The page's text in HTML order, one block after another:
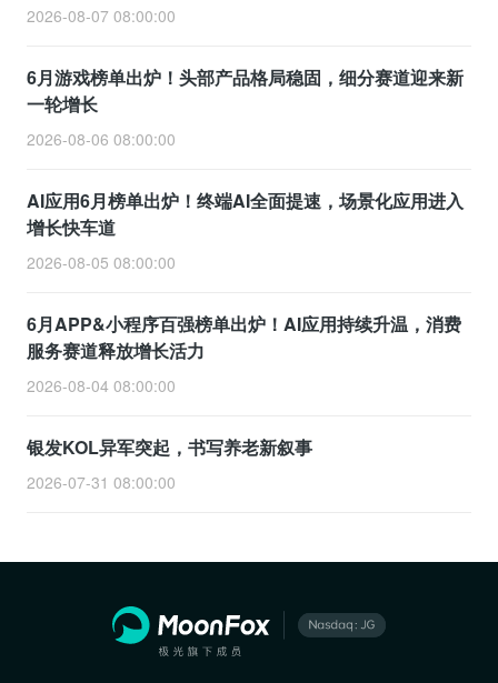
2026-08-07 08:00:00
6月游戏榜单出炉！头部产品格局稳固，细分赛道迎来新
一轮增长
2026-08-06 08:00:00
AI应用6月榜单出炉！终端AI全面提速，场景化应用进入
增长快车道
2026-08-05 08:00:00
6月APP&小程序百强榜单出炉！AI应用持续升温，消费
服务赛道释放增长活力
2026-08-04 08:00:00
银发KOL异军突起，书写养老新叙事
2026-07-31 08:00:00